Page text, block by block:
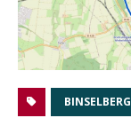
BINSELBERG